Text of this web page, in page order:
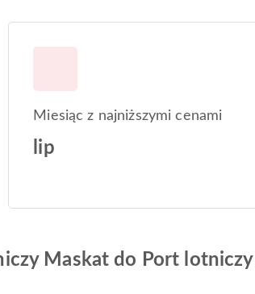
Miesiąc z najniższymi cenami
lip
Maskat do Port lotniczy